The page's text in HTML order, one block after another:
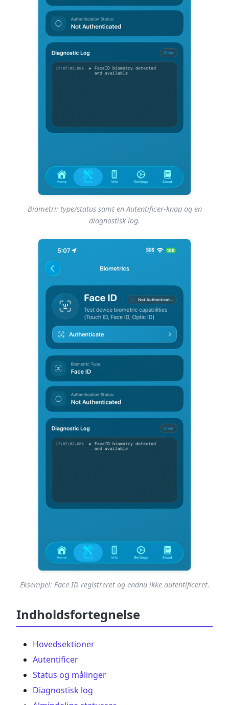
Biometri: type/status samt en Autentificer-knap og en
diagnostisk log.
Eksempel: Face ID registreret og endnu ikke autentificeret.
Indholdsfortegnelse
Hovedsektioner
Autentificer
Status og målinger
Diagnostisk log